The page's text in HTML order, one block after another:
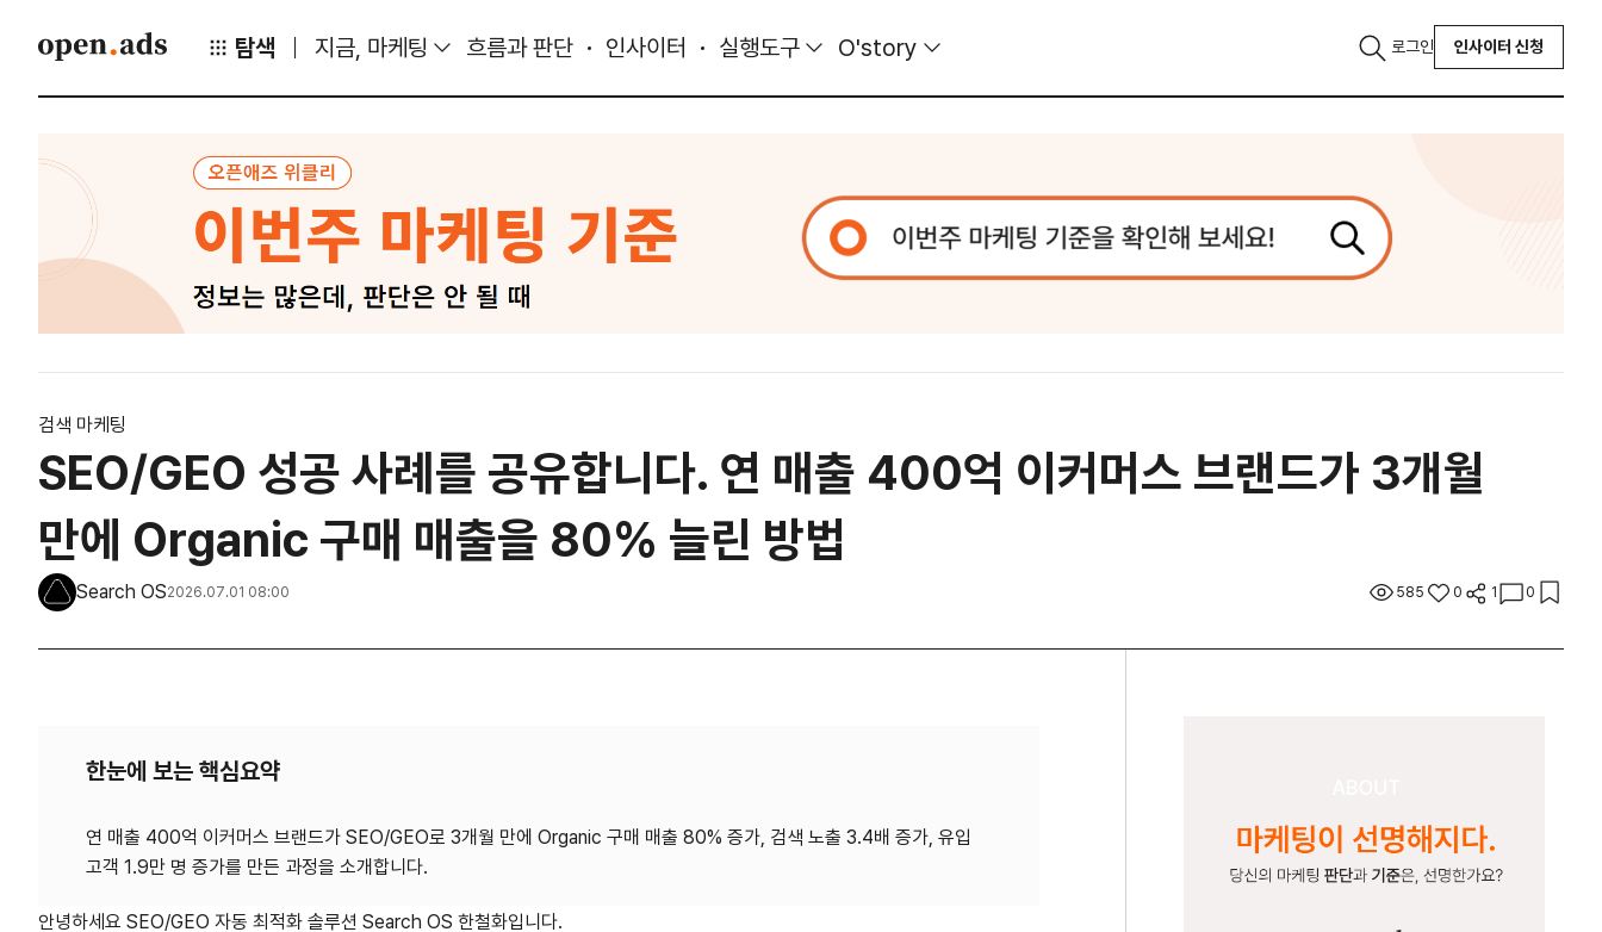
탐색 지금, 마케팅 흐름과 판단 인사이터 실행도구 O'story 로그인 인사이터 신청
검색 마케팅
SEO/GEO 성공 사례를 공유합니다. 연 매출 400억 이커머스 브랜드가 3개월
만에 Organic 구매 매출을 80% 늘린 방법
Search OS2026.07.01 08:00 585 0 1 0
한눈에 보는 핵심요약
연 매출 400억 이커머스 브랜드가 SEO/GEO로 3개월 만에 Organic 구매 매출 80% 증가, 검색 노출 3.4배 증가, 유입
안녕하세요 SEO/GEO 자동 최적화 솔루션 Search OS 한철화입니다.